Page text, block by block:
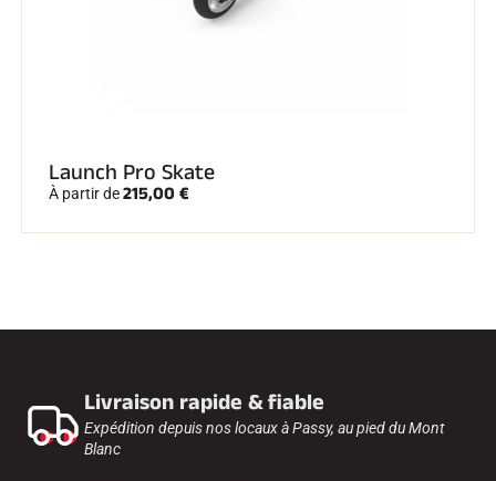
Launch Pro Skate
À partir de215,00 €
Livraison rapide & fiable
Expédition depuis nos locaux à Passy, au pied du Mont
Blanc